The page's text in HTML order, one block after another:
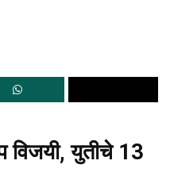
विजयी, युतीचे 13